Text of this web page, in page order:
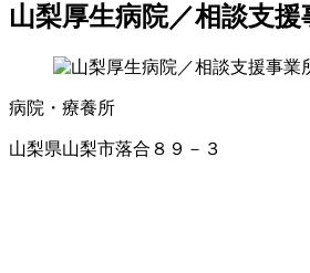
山梨厚生病院／相談支
病院・療養所
山梨県山梨市落合８９－３